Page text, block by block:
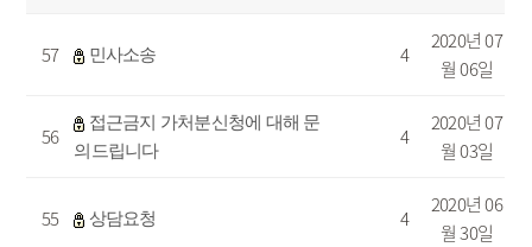
57 민사소송 4
2020년 07
월 06일
56
접근금지 가처분신청에 대해 문
의드립니다
4
2020년 07
월 03일
55 상담요청 4
2020년 06
월 30일